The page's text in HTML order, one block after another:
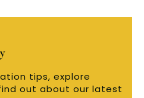
tips, explore
out about our latest